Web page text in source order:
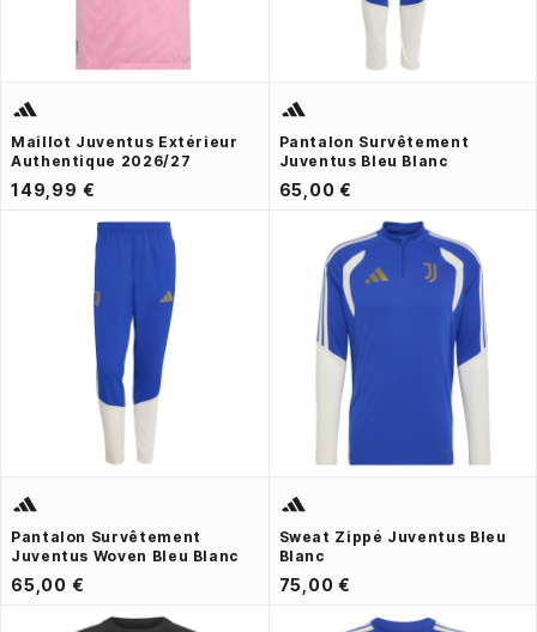
Maillot Juventus Extérieur
Authentique 2026/27
149,99 €
Pantalon Survêtement
Juventus Bleu Blanc
65,00 €
Pantalon Survêtement
Juventus Woven Bleu Blanc
65,00 €
Sweat Zippé Juventus Bleu
Blanc
75,00 €